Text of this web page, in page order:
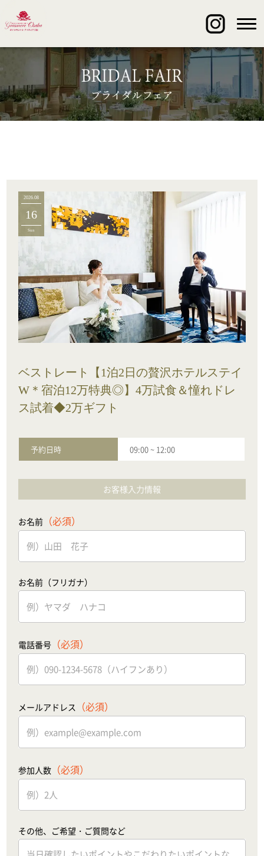
2026.08
16
Sun
ベストレート【1泊2日の贅沢ホテルステイ
W＊宿泊12万特典◎】4万試食＆憧れドレ
ス試着◆2万ギフト
予約日時 09:00~ 12:00
お客様入力情報
お名前 （必須）
お名前（フリガナ）
電話番号 （必須）
メールアドレス （必須）
参加人数 （必須）
その他、ご希望・ご質問など